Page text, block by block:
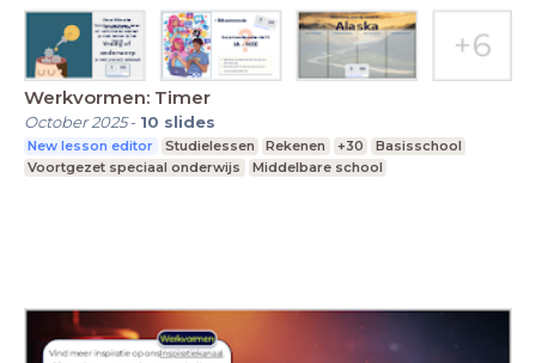
Werkvormen: Timer
October 2025- 10 slides
New lesson editor Studielessen Rekenen +30
Basisschool
Voortgezet speciaal onderwijs
Middelbare school